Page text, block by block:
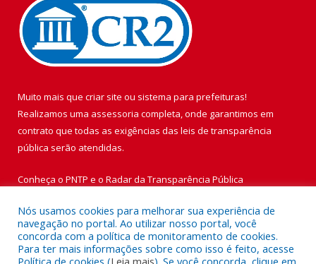
Muito mais que criar site ou sistema para prefeituras!
Realizamos uma assessoria completa, onde garantimos em
contrato que todas as exigências das leis de transparência
pública serão atendidas.
Conheça o PNTP e o Radar da Transparência Pública
Todos os direitos reservados a Prefeitura Municipal de Vigia de
Nós usamos cookies para melhorar sua experiência de
navegação no portal. Ao utilizar nosso portal, você
concorda com a política de monitoramento de cookies.
Para ter mais informações sobre como isso é feito, acesse
Política de cookies (Leia mais). Se você concorda, clique em